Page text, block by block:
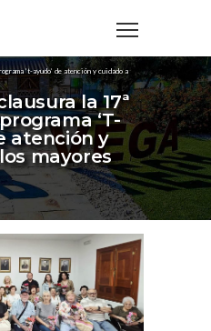
‘t-ayudo’ de atención y cuidado a
la 17ª
‘T-
atención y
mayores